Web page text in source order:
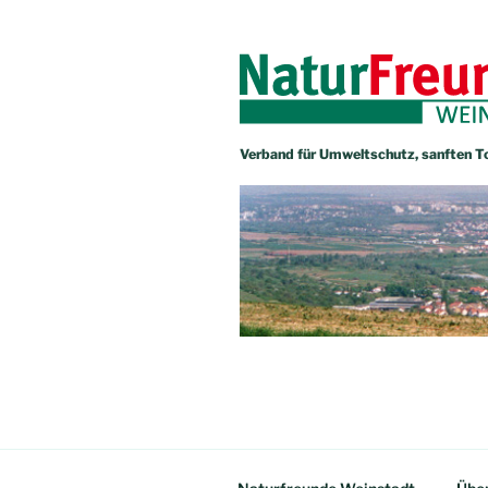
Verband für Umweltschutz, sanften